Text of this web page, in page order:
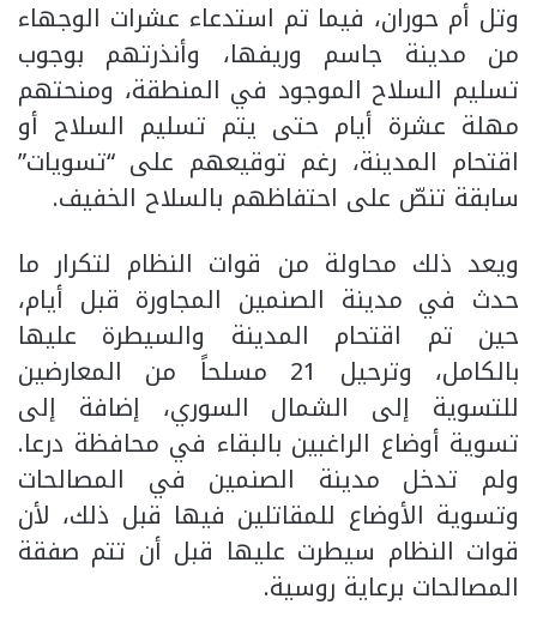
وتل أم حوران، فيما تم استدعاء عشرات الوجهاء
من مدينة جاسم وريفها، وأنذرتهم بوجوب
تسليم السلاح الموجود في المنطقة، ومنحتهم
مهلة عشرة أيام حتى يتم تسليم السلاح أو
اقتحام المدينة، رغم توقيعهم على “تسويات”
سابقة تنصّ على احتفاظهم بالسلاح الخفيف.
ويعد ذلك محاولة من قوات النظام لتكرار ما
حدث في مدينة الصنمين المجاورة قبل أيام،
حين تم اقتحام المدينة والسيطرة عليها
بالكامل، وترحيل 21 مسلحاً من المعارضين
للتسوية إلى الشمال السوري، إضافة إلى
تسوية أوضاع الراغبين بالبقاء في محافظة درعا.
ولم تدخل مدينة الصنمين في المصالحات
وتسوية الأوضاع للمقاتلين فيها قبل ذلك، لأن
قوات النظام سيطرت عليها قبل أن تتم صفقة
المصالحات برعاية روسية.